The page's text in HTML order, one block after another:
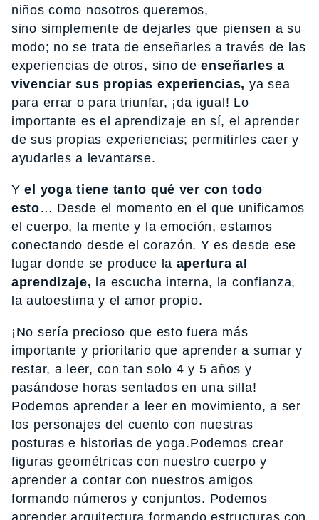
niños como nosotros queremos,
sino simplemente de dejarles que piensen a su
modo; no se trata de enseñarles a través de las
experiencias de otros, sino deenseñarles a
vivenciar sus propias experiencias, ya sea
para errar o para triunfar, ¡da igual! Lo
importante es el aprendizaje en sí, el aprender
de sus propias experiencias; permitirles caer y
ayudarles a levantarse.
Yel yoga tiene tanto qué ver con todo
esto… Desde el momento en el que unificamos
el cuerpo, la mente y la emoción, estamos
conectando desde el corazón. Y es desde ese
lugar donde se produce la apertura al
aprendizaje, la escucha interna, la confianza,
la autoestima y el amor propio.
¡No sería precioso que esto fuera más
importante y prioritario que aprender a sumar y
restar, a leer, con tan solo 4 y 5 años y
pasándose horas sentados en una silla!
Podemos aprender a leer en movimiento, a ser
los personajes del cuento con nuestras
posturas e historias de yoga.Podemos crear
figuras geométricas con nuestro cuerpo y
aprender a contar con nuestros amigos
formando números y conjuntos. Podemos